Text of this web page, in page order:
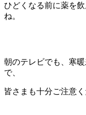
ひどくなる前に薬を
ね。
朝のテレビでも、寒
で、
皆さまも十分ご注意く